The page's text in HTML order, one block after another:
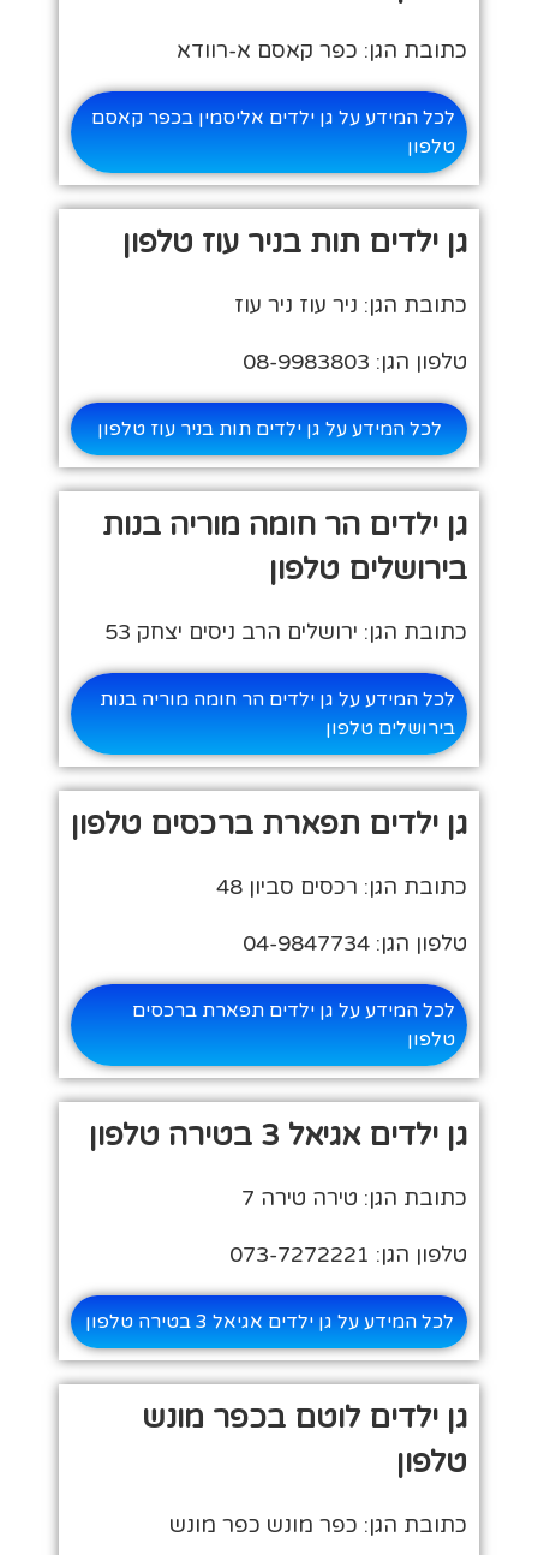
כתובת הגן: כפר קאסם א-רוודא
לכל המידע על גן ילדים אליסמין בכפר קאסם
טלפון
גן ילדים תות בניר עוז טלפון
כתובת הגן: ניר עוז ניר עוז
טלפון הגן: 08-9983803
לכל המידע על גן ילדים תות בניר עוז טלפון
גן ילדים הר חומה מוריה בנות
בירושלים טלפון
כתובת הגן: ירושלים הרב ניסים יצחק 53
לכל המידע על גן ילדים הר חומה מוריה בנות
בירושלים טלפון
גן ילדים תפארת ברכסים טלפון
כתובת הגן: רכסים סביון 48
טלפון הגן: 04-9847734
לכל המידע על גן ילדים תפארת ברכסים
טלפון
גן ילדים אגיאל 3 בטירה טלפון
כתובת הגן: טירה טירה 7
טלפון הגן: 073-7272221
לכל המידע על גן ילדים אגיאל 3 בטירה טלפון
גן ילדים לוטם בכפר מונש
טלפון
כתובת הגן: כפר מונש כפר מונש